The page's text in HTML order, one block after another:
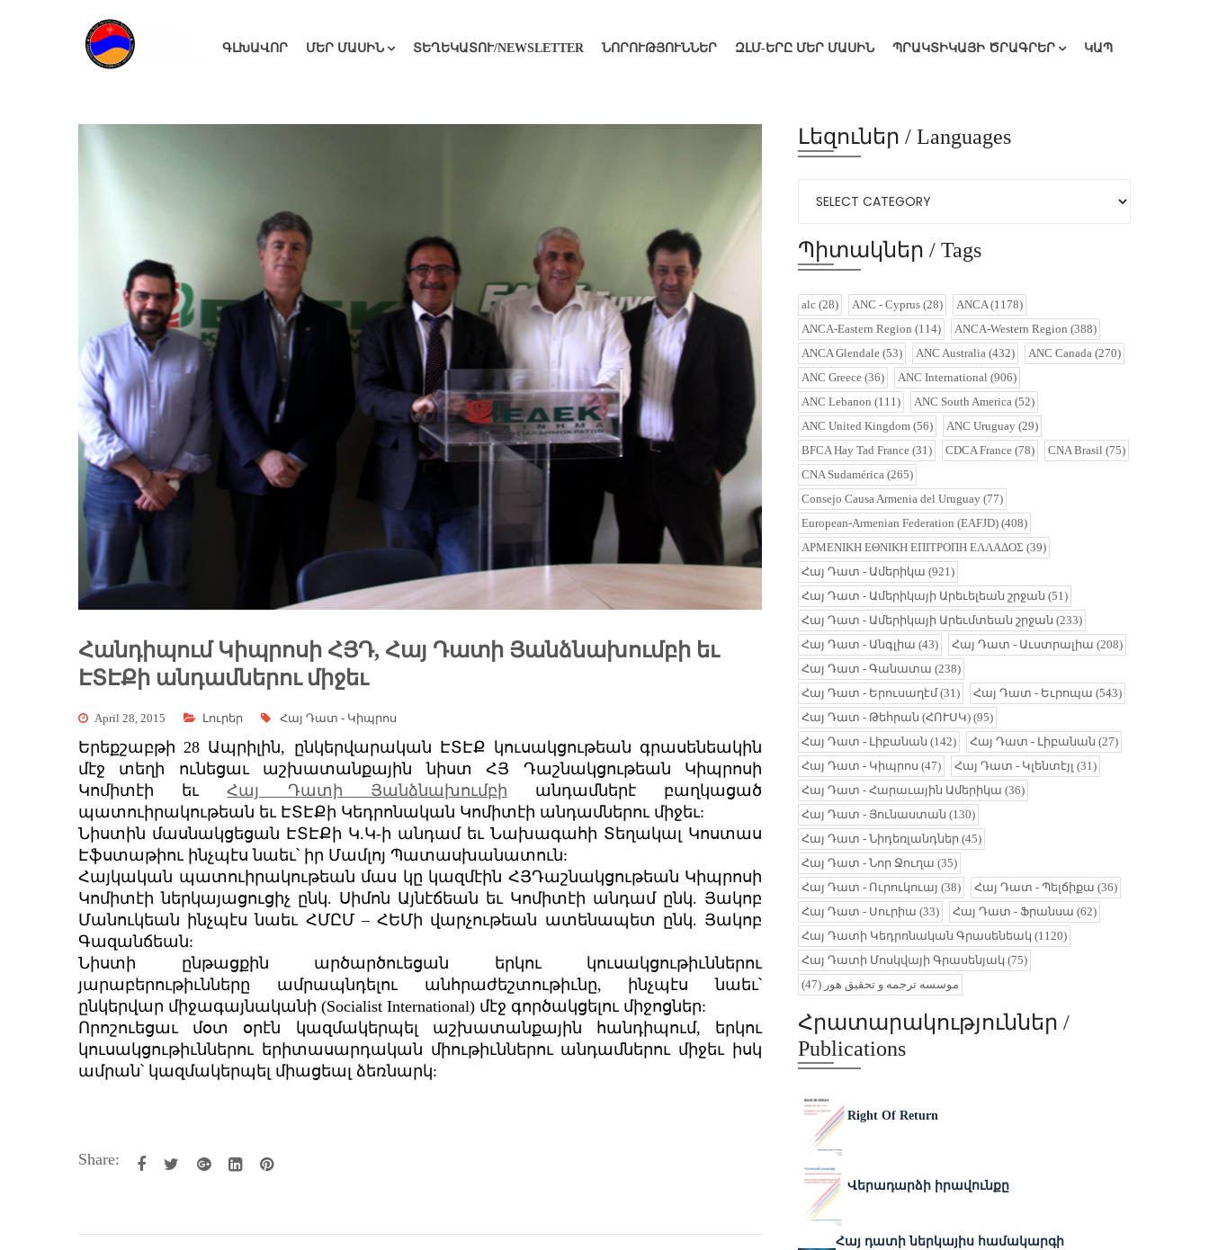
ԳԼԽԱՎՈՐ ՄԵՐ ՄԱՍԻՆ ՏԵՂԵԿԱՏՈՒ/NEWSLETTER ՆՈՐՈՒԹՅՈՒՆՆԵՐ ԶԼՄ-ԵՐԸ ՄԵՐ ՄԱՍԻՆ ՊՐԱԿՏԻԿԱՅԻ ԾՐԱԳՐԵՐ ԿԱՊ
Հանդիպում Կիպրոսի ՀՅԴ, Հայ Դատի Յանձնախումբի եւ
ԷՏԷՔի անդամներու միջեւ
April 28, 2015 Լուրեր Հայ Դատ - Կիպրոս
Երեքշաբթի 28 Ապրիլին, ընկերվարական ԷՏԷՔ կուսակցութեան գրասենեակին
մէջ տեղի ունեցաւ աշխատանքային նիստ ՀՅ Դաշնակցութեան Կիպրոսի
Կոմիտէի եւՀայ Դատի Յանձնախումբի անդամներէ բաղկացած
պատուիրակութեան եւ ԷՏԷՔի Կեդրոնական Կոմիտէի անդամներու միջեւ:
Նիստին մասնակցեցան ԷՏԷՔի Կ.Կ-ի անդամ եւ Նախագահի Տեղակալ Կոստաս
Էֆստաթիու ինչպէս նաեւ՝ իր Մամլոյ Պատասխանատուն:
Հայկական պատուիրակութեան մաս կը կազմէին ՀՅԴաշնակցութեան Կիպրոսի
Կոմիտէի ներկայացուցիչ ընկ. Սիմոն Այնէճեան եւ Կոմիտէի անդամ ընկ. Յակոբ
Մանուկեան ինչպէս նաեւ ՀՄԸՄ – ՀԵՄի վարչութեան ատենապետ ընկ. Յակոբ
Գազանճեան:
Նիստի ընթացքին արծարծուեցան երկու կուսակցութիւններու
յարաբերութիւնները ամրապնդելու անհրաժեշտութիւնը, ինչպէս նաեւ՝
ընկերվար միջագայնականի (Socialist International) մէջ գործակցելու միջոցներ:
Որոշուեցաւ մօտ օրէն կազմակերպել աշխատանքային հանդիպում, երկու
կուսակցութիւններու երիտասարդական միութիւններու անդամներու միջեւ իսկ
ամրան՝ կազմակերպել միացեալ ձեռնարկ:
Share:
Լեզուներ / Languages
Պիտակներ / Tags
alc (28) ANC - Cyprus (28) ANCA(1178)
ANCA-Eastern Region (114) ANCA-Western Region (388)
ANCA Glendale (53) ANC Australia (432) ANC Canada (270)
ANC Greece (36) ANC International (906)
ANC Lebanon (111) ANC South America (52)
ANC United Kingdom (56) ANC Uruguay (29)
BFCA Hay Tad France (31) CDCA France (78) CNA Brasil (75)
CNA Sudamérica (265)
Consejo Causa Armenia del Uruguay (77)
European-Armenian Federation (EAFJD) (408)
ΑΡΜΕΝΙΚΗ ΕΘΝΙΚΗ ΕΠΙΤΡΟΠΗ ΕΛΛΑΔΟΣ (39)
Հայ Դատ - Ամերիկա (921)
Հայ Դատ - Ամերիկայի Արեւելեան շրջան (51)
Հայ Դատ - Ամերիկայի Արեւմտեան շրջան (233)
Հայ Դատ - Անգլիա (43) Հայ Դատ - Աւստրալիա (208)
Հայ Դատ - Գանատա (238)
Հայ Դատ - Երուսաղէմ(31) Հայ Դատ - Եւրոպա (543)
Հայ Դատ - Թեհրան (ՀՈՒՍԿ) (95)
Հայ Դատ - Լիբանան (142) Հայ Դատ - Լիբանան (27)
Հայ Դատ - Կիպրոս (47) Հայ Դատ - Կլենտէյլ (31)
Հայ Դատ - Հարաւային Ամերիկա (36)
Հայ Դատ - Յունաստան (130)
Հայ Դատ - Նիդեռլանդներ (45)
Հայ Դատ - Նոր Ջուղա (35)
Հայ Դատ - Ուրուկուայ (38) Հայ Դատ - Պելճիքա (36)
Հայ Դատ - Սուրիա (33) Հայ Դատ - Ֆրանսա (62)
Հայ Դատի Կեդրոնական Գրասենեակ (1120)
Հայ Դատի Մոսկվայի Գրասենյակ (75)
موسسه ترجمه و تحقیق هور (47)
Հրատարակություններ /
Publications
Right Of Return
Վերադարձի իրավունքը
Հայ դատի ներկայիս համակարգի